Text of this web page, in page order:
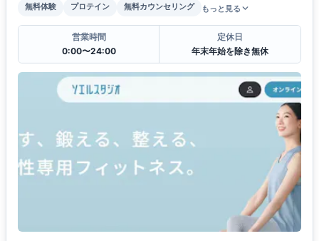
無料体験
プロテイン 無料カウンセリング もっと見る
営業時間
0:00〜24:00
定休日
年末年始を除き無休